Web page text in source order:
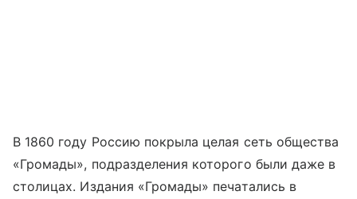
В 1860 году Россию покрыла целая сеть общества
«Громады», подразделения которого были даже в
столицах. Издания «Громады» печатались в